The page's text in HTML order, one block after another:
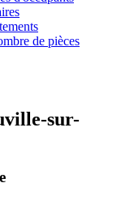
de pièces
sur-